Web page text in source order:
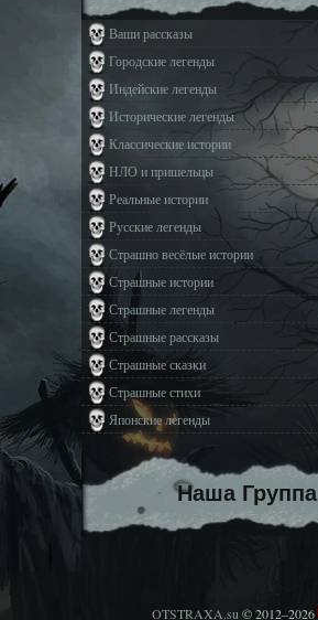
Ваши рассказы
Городские легенды
Индейские легенды
Исторические легенды
Классические истории
НЛО и пришельцы
Реальные истории
Русские легенды
Страшно весёлые истории
Страшные истории
Страшные легенды
Страшные рассказы
Страшные сказки
Страшные стихи
Японские легенды
Наша Группа
OTSTRAXA.su © 2012–2026